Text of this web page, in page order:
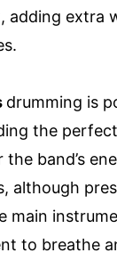
adding extra
drumming is
the
band’s
although
main
to breathe